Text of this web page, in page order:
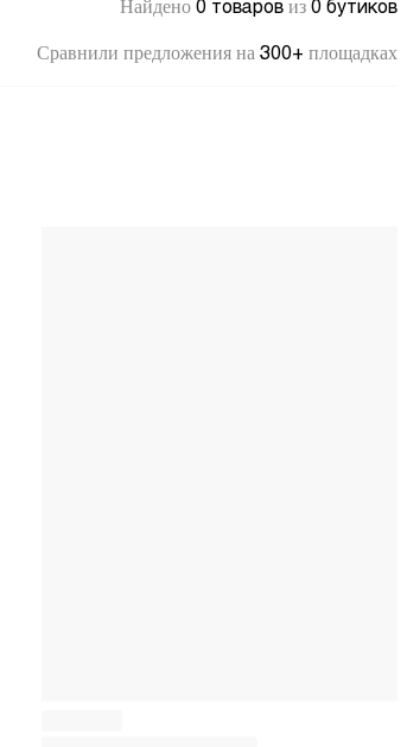
Найдено 0 товаров из 0 бутиков
Сравнили предложения на 300+ площадках